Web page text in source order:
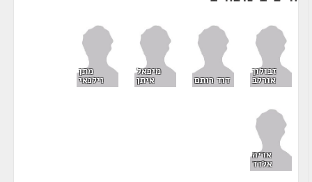
זבולון
אורלב דוד רותם
מיכאל
איתן
מתן
וילנאי
אריה
אלדד